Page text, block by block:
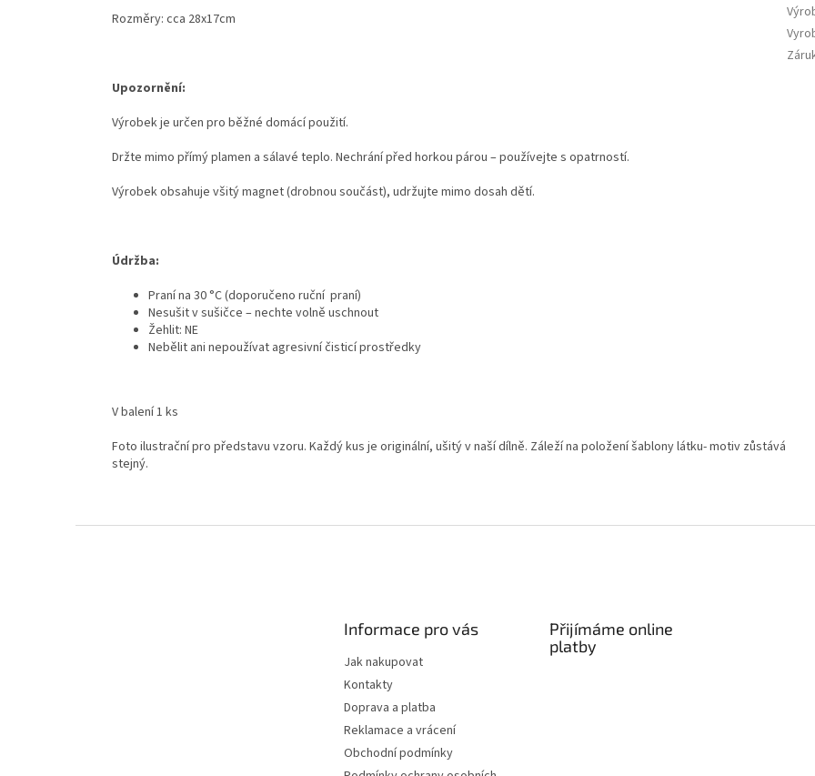
Rozměry: cca 28x17cm
Upozornění:
Výrobek je určen pro běžné domácí použití.
Držte mimo přímý plamen a sálavé teplo. Nechrání před horkou párou – používejte s opatrností.
Výrobek obsahuje všitý magnet (drobnou součást), udržujte mimo dosah dětí.
Údržba:
Praní na 30 °C (doporučeno ruční praní)
Nesušit v sušičce – nechte volně uschnout
Žehlit: NE
Nebělit ani nepoužívat agresivní čisticí prostředky
V balení 1 ks
Foto ilustrační pro představu vzoru. Každý kus je originální, ušitý v naší dílně. Záleží na položení šablony látku- motiv zůstává
stejný.
Informace pro vás
Jak nakupovat
Kontakty
Doprava a platba
Reklamace a vrácení
Obchodní podmínky
Přijímáme online
platby